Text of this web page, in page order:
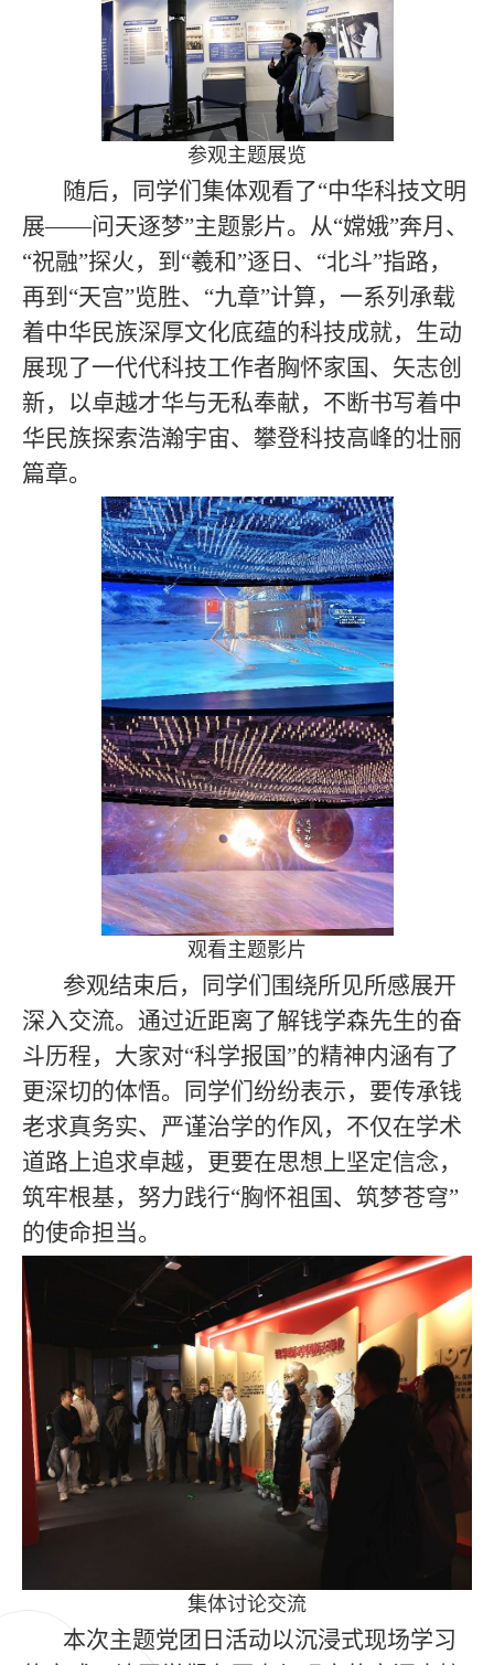
参观主题展览
随后，同学们集体观看了“中华科技文明
展——问天逐梦”主题影片。从“嫦娥”奔月、
“祝融”探火，到“羲和”逐日、“北斗”指路，
再到“天宫”览胜、“九章”计算，一系列承载
着中华民族深厚文化底蕴的科技成就，生动
展现了一代代科技工作者胸怀家国、矢志创
新，以卓越才华与无私奉献，不断书写着中
华民族探索浩瀚宇宙、攀登科技高峰的壮丽
篇章。
观看主题影片
参观结束后，同学们围绕所见所感展开
深入交流。通过近距离了解钱学森先生的奋
斗历程，大家对“科学报国”的精神内涵有了
更深切的体悟。同学们纷纷表示，要传承钱
老求真务实、严谨治学的作风，不仅在学术
道路上追求卓越，更要在思想上坚定信念，
筑牢根基，努力践行“胸怀祖国、筑梦苍穹”
的使命担当。
集体讨论交流
本次主题党团日活动以沉浸式现场学习